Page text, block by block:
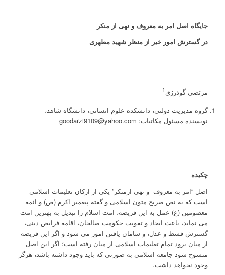
جایگاه اصل امر به معروف و نهی از منکر
در گسترش امور خیر از منظر شهید مطهری
مرتضی گودرزی 1
گروه مدیریت دولتی، دانشکده علوم انسانی، دانشگاه شاهد،
نویسنده مسئول مکاتبات: goodarzi9109@yahoo.com
چکیده
اصل “امر به معروف و نهی ازمنکر” یکی از ارکان تعلیمات اسلامی
است که به نص صریح متون اسلامی و گفته پیغمبر اکرم (ص) و ائمه
معصومین (ع) عمل به این فریضه، امت اسلام را تبدیل به بهترین امت
می نماید، باعث ایجاد و تقویت حکومت صالحان، اقامه فرایض دینی،
گسترش قسط و عدل، و سامان یافتن امور می شود و اگر این فریضه
از میان برود تمام تعلیمات اسلامی از میان رفته است؛ اگر این اصل
منسوخ شود جامعه اسلامی به صورتی که باید وجود داشته باشد، هرگز
وجود نخواهد داشت.